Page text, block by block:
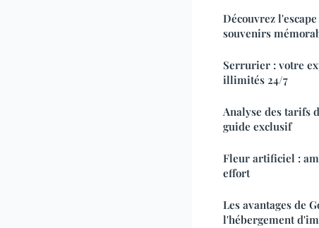
Découvrez
souvenirs
Serrurier : votre
illimités 24/7
Analyse des tarifs
guide exclusif
Fleur artificiel :
effort
Les avantages de
l'hébergement